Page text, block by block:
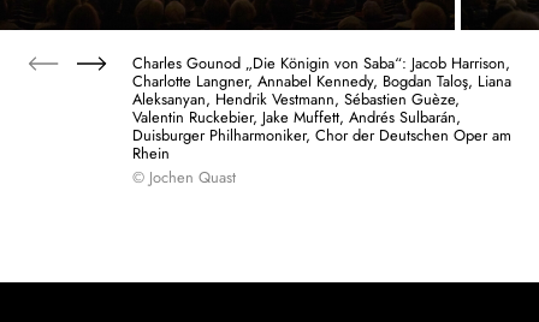
Charles Gounod „Die Königin von Saba“: Jacob Harrison,
Charlotte Langner, Annabel Kennedy, Bogdan Taloş, Liana
Aleksanyan, Hendrik Vestmann, Sébastien Guèze,
Valentin Ruckebier, Jake Muffett, Andrés Sulbarán,
Duisburger Philharmoniker, Chor der Deutschen Oper am
Rhein
© Jochen Quast